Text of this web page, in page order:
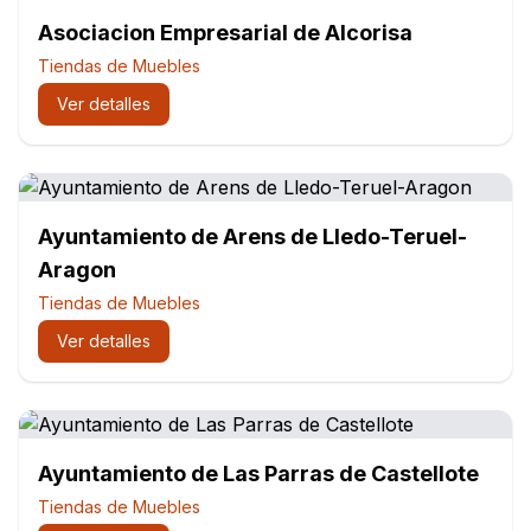
Asociacion Empresarial de Alcorisa
Tiendas de Muebles
Ver detalles
Ayuntamiento de Arens de Lledo-Teruel-
Aragon
Tiendas de Muebles
Ver detalles
Ayuntamiento de Las Parras de Castellote
Tiendas de Muebles